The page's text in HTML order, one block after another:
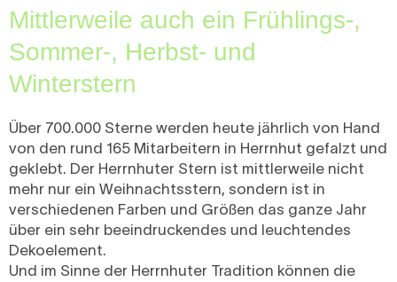
Mittlerweile auch ein Frühlings-,
Sommer-, Herbst- und
Winterstern
Über 700.000 Sterne werden heute jährlich von Hand
von den rund 165 Mitarbeitern in Herrnhut gefalzt und
geklebt. Der Herrnhuter Stern ist mittlerweile nicht
mehr nur ein Weihnachtsstern, sondern ist in
verschiedenen Farben und Größen das ganze Jahr
über ein sehr beeindruckendes und leuchtendes
Dekoelement.
Und im Sinne der Herrnhuter Tradition können die